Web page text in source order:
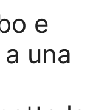
e
una